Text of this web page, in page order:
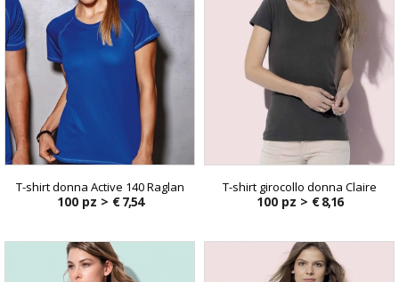
T-shirt donna Active 140 Raglan
100 pz > € 7,54
T-shirt girocollo donna Claire
100 pz > € 8,16